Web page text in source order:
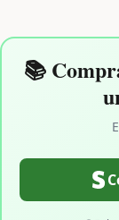
📚